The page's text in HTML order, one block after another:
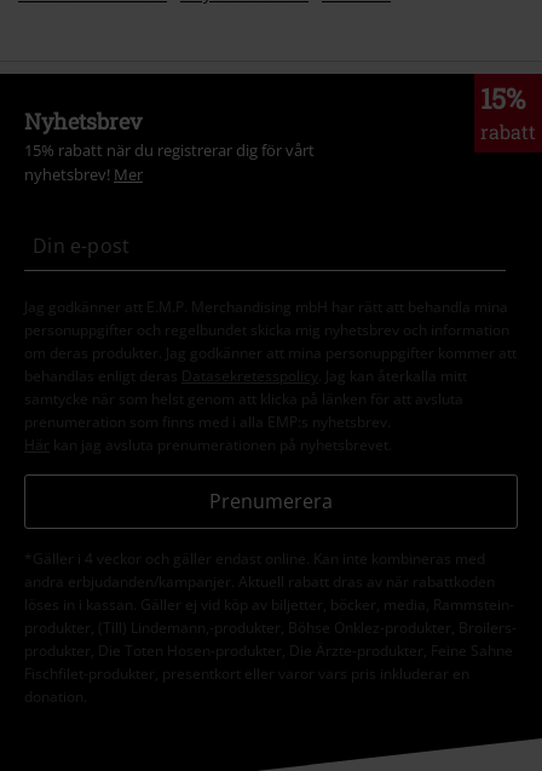
15%
rabatt
Nyhetsbrev
15% rabatt när du registrerar dig för vårt
nyhetsbrev! Mer
Jag godkänner att E.M.P. Merchandising mbH har rätt att behandla mina
personuppgifter och regelbundet skicka mig nyhetsbrev och information
om deras produkter. Jag godkänner att mina personuppgifter kommer att
behandlas enligt deras
Datasekretesspolicy
. Jag kan återkalla mitt
samtycke när som helst genom att klicka på länken för att avsluta
prenumeration som finns med i alla EMP:s nyhetsbrev.
Här kan jag avsluta prenumerationen på nyhetsbrevet.
Prenumerera
*Gäller i 4 veckor och gäller endast online. Kan inte kombineras med
andra erbjudanden/kampanjer. Aktuell rabatt dras av när rabattkoden
löses in i kassan. Gäller ej vid köp av biljetter, böcker, media, Rammstein-
produkter, (Till) Lindemann,-produkter, Böhse Onklez-produkter, Broilers-
produkter, Die Toten Hosen-produkter, Die Ärzte-produkter, Feine Sahne
Fischfilet-produkter, presentkort eller varor vars pris inkluderar en
donation.